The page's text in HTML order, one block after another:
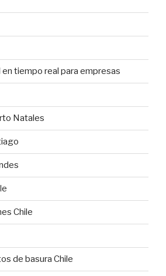
tiempo real para empresas
Natales
Chile
de basura Chile